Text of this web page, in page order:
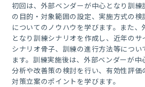
初回は、外部ベンダーが中心となり訓
の目的・対象範囲の設定、実施方式の
についてのノウハウを学びます。また
となり訓練シナリオを作成し、近年のサ
シナリオ骨子、訓練の進行方法等につ
ます。訓練実施後は、外部ベンダーが中
分析や改善策の検討を行い、有効性評価
対策立案のポイントを学びます。